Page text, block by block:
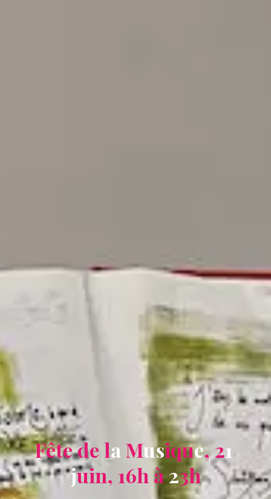
Fêtede laMusique, 21
juin, 16h à 23h